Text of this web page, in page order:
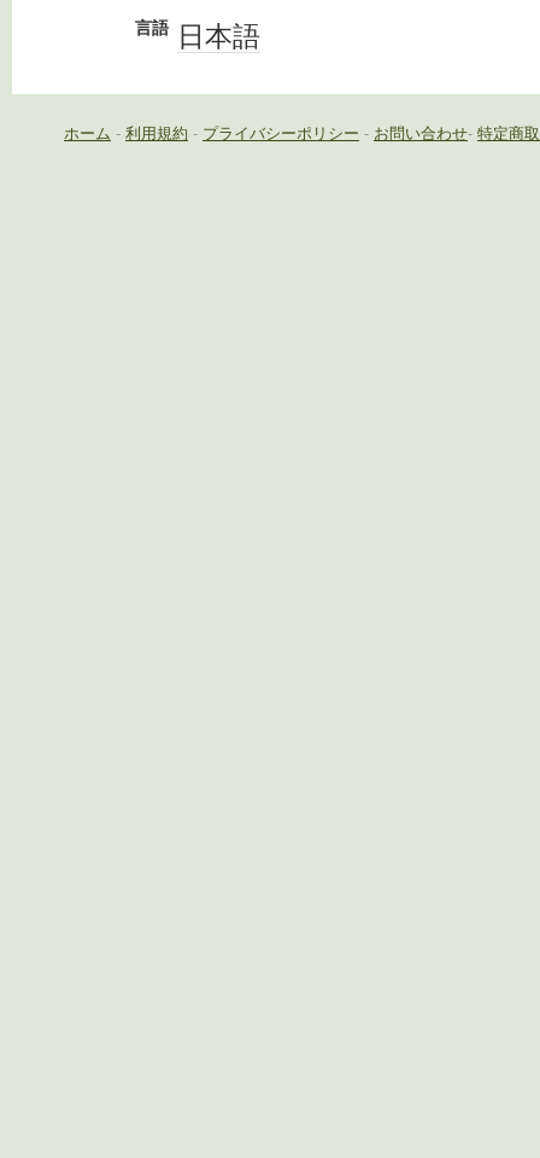
言語 日本語
ホーム - 利用規約 - プライバシーポリシー - お問い合わせ- 特定商